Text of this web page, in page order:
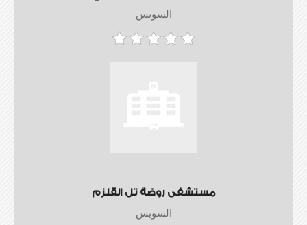
السويس
مستشفى روضة تل القلزم
السويس